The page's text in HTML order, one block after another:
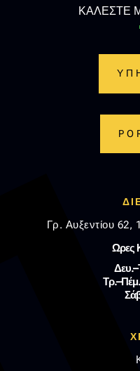
ΚΑΛΕΣΤΕ
Γρ. Αυξεντίου
Ωρες